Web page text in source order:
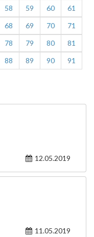
58 59 60
61
68 69 70
71
78 79 80
81
88 89 90
91
12.05.2019
11.05.2019